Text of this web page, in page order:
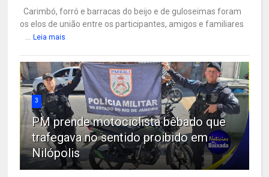
Carimbó, forró e barracas do beijo e de guloseimas foram
os elos de união entre os participantes, amigos e familiares
Leia mais
3
PM prende motociclista bêbado que
trafegava no sentido proibido em
Nilópolis